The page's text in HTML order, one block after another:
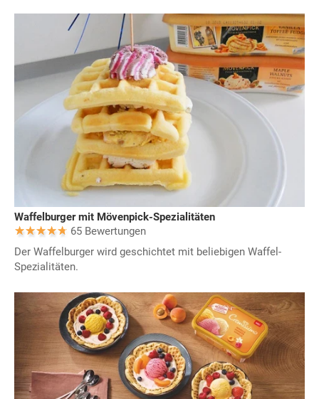
Waffelburger mit Mövenpick-Spezialitäten
65 Bewertungen
Der Waffelburger wird geschichtet mit beliebigen Waffel-
Spezialitäten.